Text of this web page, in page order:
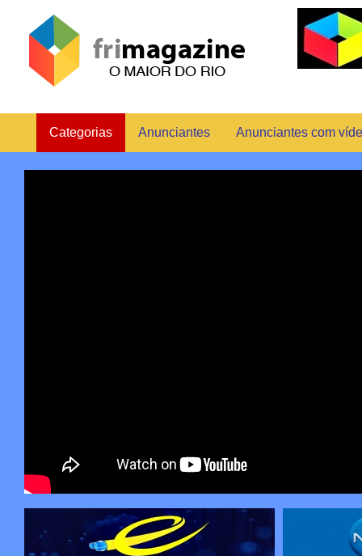
Categorias Anunciantes Anunciantes com